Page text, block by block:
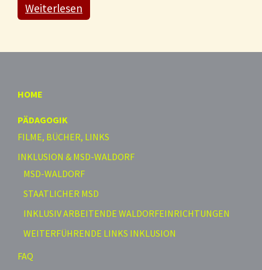
Weiterlesen
HOME
PÄDAGOGIK
FILME, BÜCHER, LINKS
INKLUSION & MSD-WALDORF
MSD-WALDORF
STAATLICHER MSD
INKLUSIV ARBEITENDE WALDORFEINRICHTUNGEN
WEITERFÜHRENDE LINKS INKLUSION
FAQ